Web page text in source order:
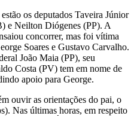
os deputados Taveira Júnior
e Neilton Diógenes (PP). A
concorrer, mas foi vítima
Soares e Gustavo Carvalho.
João Maia (PP), seu
Costa (PV) tem em nome de
apoio para George.
ouvir as orientações do pai, o
Nas últimas horas, em respeito